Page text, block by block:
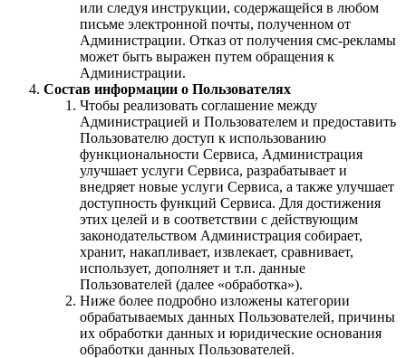
или следуя инструкции, содержащейся в любом
письме электронной почты, полученном от
Администрации. Отказ от получения смс-рекламы
может быть выражен путем обращения к
Администрации.
Состав информации о Пользователях
Чтобы реализовать соглашение между
Администрацией и Пользователем и предоставить
Пользователю доступ к использованию
функциональности Сервиса, Администрация
улучшает услуги Сервиса, разрабатывает и
внедряет новые услуги Сервиса, а также улучшает
доступность функций Сервиса. Для достижения
этих целей и в соответствии с действующим
законодательством Администрация собирает,
хранит, накапливает, извлекает, сравнивает,
использует, дополняет и т.п. данные
Пользователей (далее «обработка»).
Ниже более подробно изложены категории
обрабатываемых данных Пользователей, причины
их обработки данных и юридические основания
обработки данных Пользователей.